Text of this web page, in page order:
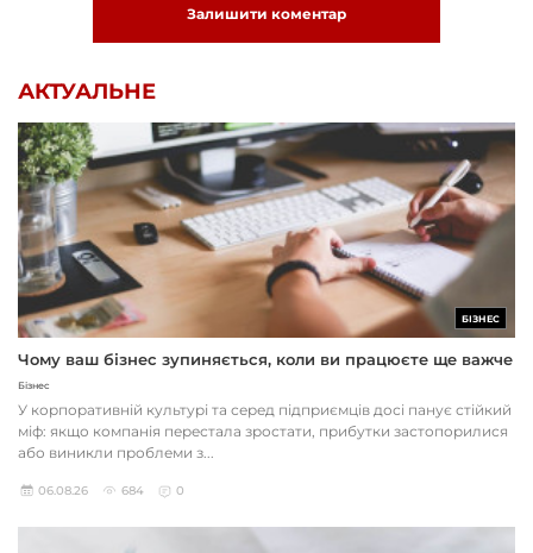
Залишити коментар
АКТУАЛЬНЕ
БІЗНЕС
Чому ваш бізнес зупиняється, коли ви працюєте ще важче
Бізнес
У корпоративній культурі та серед підприємців досі панує стійкий
міф: якщо компанія перестала зростати, прибутки застопорилися
або виникли проблеми з...
06.08.26 684 0